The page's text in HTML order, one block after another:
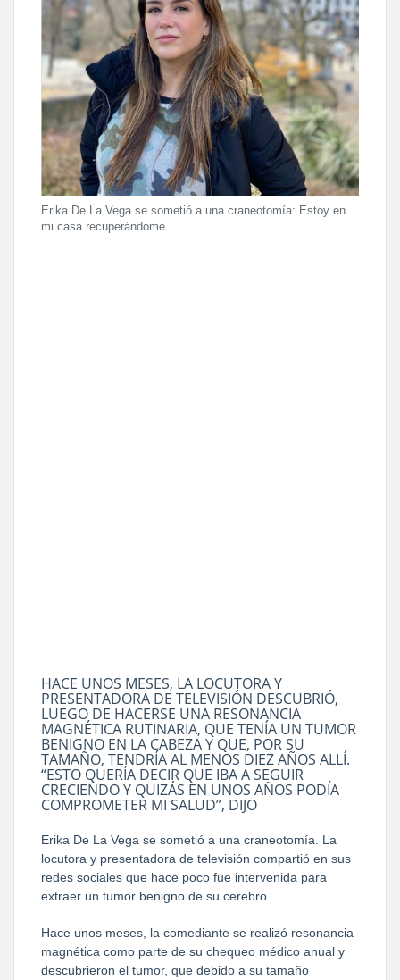
Erika De La Vega se sometió a una craneotomía: Estoy en
mi casa recuperándome
HACE UNOS MESES, LA LOCUTORA Y
PRESENTADORA DE TELEVISIÓN DESCUBRIÓ,
LUEGO DE HACERSE UNA RESONANCIA
MAGNÉTICA RUTINARIA, QUE TENÍA UN TUMOR
BENIGNO EN LA CABEZA Y QUE, POR SU
TAMAÑO, TENDRÍA AL MENOS DIEZ AÑOS ALLÍ.
“ESTO QUERÍA DECIR QUE IBA A SEGUIR
CRECIENDO Y QUIZÁS EN UNOS AÑOS PODÍA
COMPROMETER MI SALUD”, DIJO
Erika De La Vega se sometió a una craneotomía. La
locutora y presentadora de televisión compartió en sus
redes sociales que hace poco fue intervenida para
extraer un tumor benigno de su cerebro.
Hace unos meses, la comediante se realizó resonancia
magnética como parte de su chequeo médico anual y
descubrieron el tumor, que debido a su tamaño